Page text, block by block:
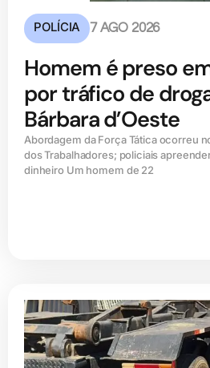
POLÍCIA 7 AGO 2026
Homem é preso
por tráfico de
Bárbara d’Oeste
Abordagem da Força Tática ocorreu
dos Trabalhadores; policiais
dinheiro Um homem de 22